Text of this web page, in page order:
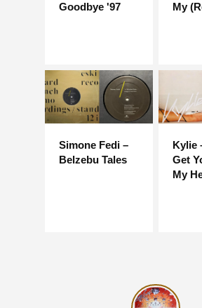
Goodbye '97
My
Simone Fedi –
Belzebu Tales
Kylie
Get
My